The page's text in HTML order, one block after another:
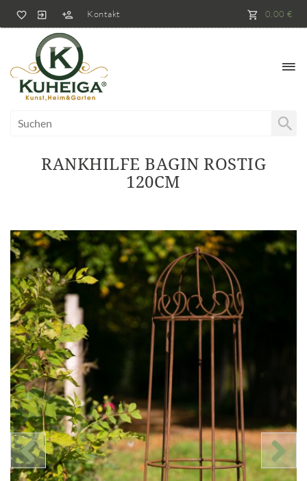
Kontakt 0,00 €
RANKHILFE BAGIN ROSTIG
120CM